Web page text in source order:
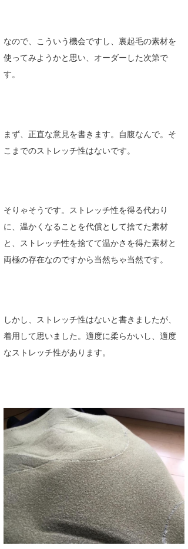
なので、こういう機会ですし、裏起毛の素材を
使ってみようかと思い、オーダーした次第で
す。
まず、正直な意見を書きます。自腹なんで。そ
こまでのストレッチ性はないです。
そりゃそうです。ストレッチ性を得る代わり
に、温かくなることを代償として捨てた素材
と、ストレッチ性を捨てて温かさを得た素材と
両極の存在なのですから当然ちゃ当然です。
しかし、ストレッチ性はないと書きましたが、
着用して思いました。適度に柔らかいし、適度
なストレッチ性があります。